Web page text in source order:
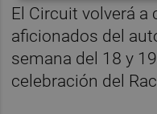
El Circuit volverá a
aficionados del
semana del 18 y
celebración del